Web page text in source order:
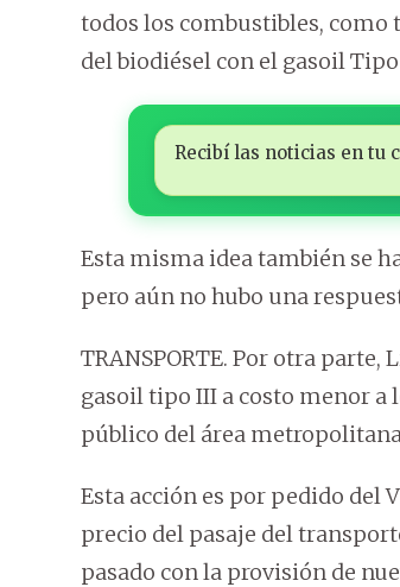
todos los combustibles,
del biodiésel con el gasoil
Recibí las noticias en tu
Esta misma idea también se
pero aún no hubo una
TRANSPORTE. Por otra
gasoil tipo III a costo menor a
público del área
Esta acción es por pedido del
precio del pasaje del
pasado con la provisión de